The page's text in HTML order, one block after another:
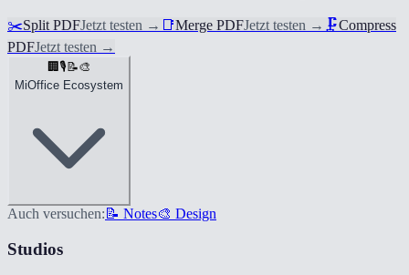
✂️Split PDFJetzt testen → 📑Merge PDFJetzt testen → 🗜️Compress
PDFJetzt testen →
🏢 🎙️ 📝🎨
MiOffice Ecosystem
Auch versuchen: 📝 Notes🎨 Design
Studios